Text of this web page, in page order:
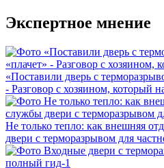
Экспертное мнение
«Поставили дверь с
- Разговор с хозяином, который
Не только тепло: как внешняя
двери с терморазрывом для